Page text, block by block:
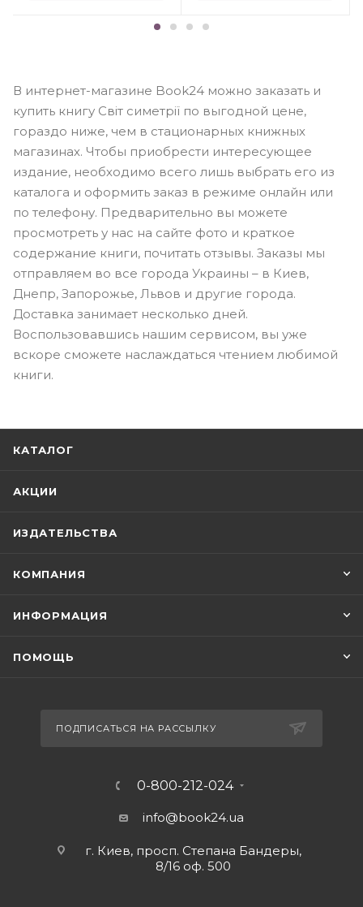
В интернет-магазине Book24 можно заказать и
купить книгу Світ симетрії по выгодной цене,
гораздо ниже, чем в стационарных книжных
магазинах. Чтобы приобрести интересующее
издание, необходимо всего лишь выбрать его из
каталога и оформить заказ в режиме онлайн или
по телефону. Предварительно вы можете
просмотреть у нас на сайте фото и краткое
содержание книги, почитать отзывы. Заказы мы
отправляем во все города Украины – в Киев,
Днепр, Запорожье, Львов и другие города.
Доставка занимает несколько дней.
Воспользовавшись нашим сервисом, вы уже
вскоре сможете наслаждаться чтением любимой
книги.
КАТАЛОГ
АКЦИИ
ИЗДАТЕЛЬСТВА
КОМПАНИЯ
ИНФОРМАЦИЯ
ПОМОЩЬ
ПОДПИСАТЬСЯ НА РАССЫЛКУ
0-800-212-024
info@book24.ua
г. Киев, просп. Степана Бандеры,
8/16 оф. 500